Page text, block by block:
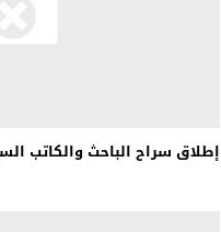
إطلاق سراح الباحث والكاتب